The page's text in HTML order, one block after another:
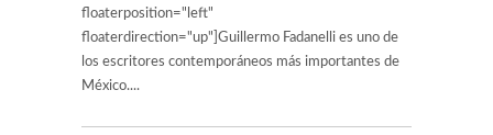
floaterposition="left"
floaterdirection="up"]Guillermo Fadanelli es uno de
los escritores contemporáneos más importantes de
México....